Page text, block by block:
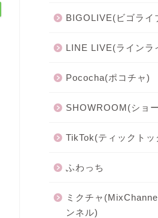
BIGOLIVE(ビゴライ
LINE LIVE(ラインラ
Pococha(ポコチャ)
SHOWROOM(ショ
TikTok(ティックトッ
ふわっち
ミクチャ
ンネル)